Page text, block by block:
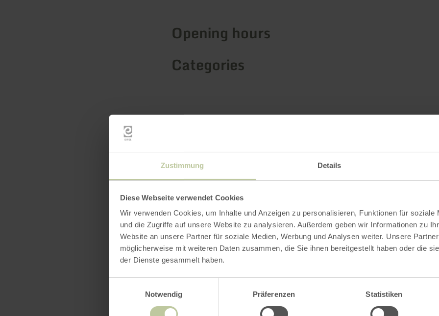
Zustimmung Details
Diese Webseite verwendet Cookies
Wir verwenden Cookies, um Inhalte und Anzeigen zu personalisieren, Funktionen für soziale
und die Zugriffe auf unsere Website zu analysieren. Außerdem geben wir Informationen zu
Website an unsere Partner für soziale Medien, Werbung und Analysen weiter. Unsere
möglicherweise mit weiteren Daten zusammen, die Sie ihnen bereitgestellt haben oder die
der Dienste gesammelt haben.
Notwendig
Präferenzen Statistiken
Opening hours
Categories